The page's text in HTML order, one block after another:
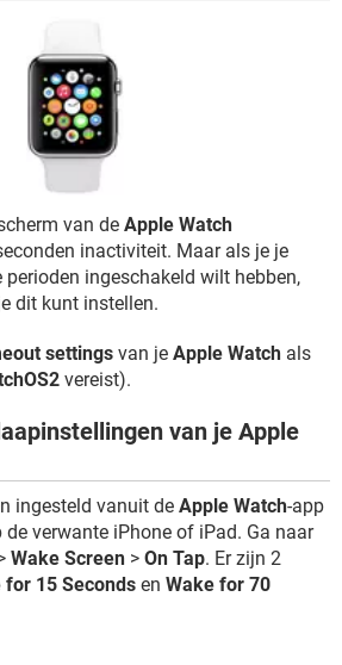
SNAPCHAT
WINDOWS 10
CORONAVIRUS
SNAPCHAT
GAMES
WINDOWS 10
CORONAVIRUS
van de Apple Watch
inactiviteit. Maar als je je
ingeschakeld wilt hebben,
dit kunt instellen.
settings van je Apple Watch als
vereist).
van je Apple
ingesteld vanuit de Apple Watch-app
verwante iPhone of iPad. Ga naar
Wake Screen > On Tap. Er zijn 2
for 15 Seconds en Wake for 70